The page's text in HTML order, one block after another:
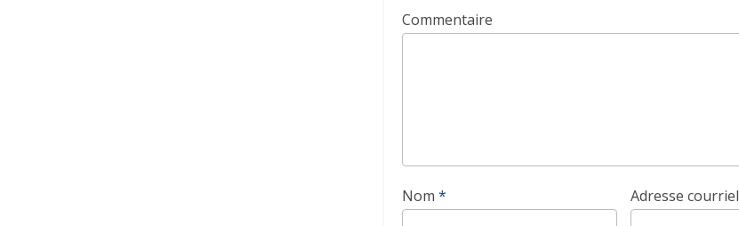
Commentaire
Nom * Adresse courriel